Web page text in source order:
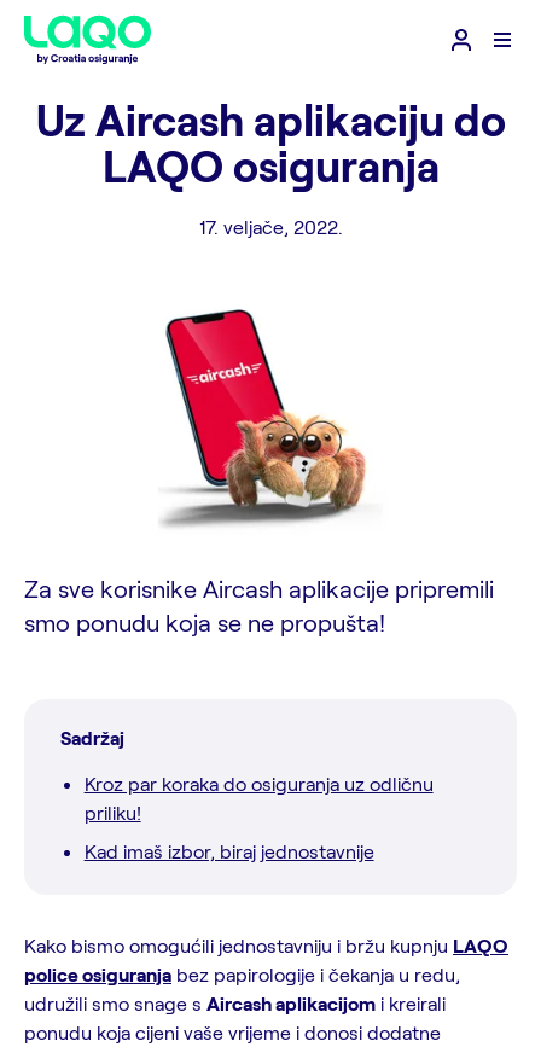
Uz Aircash aplikaciju do
LAQO osiguranja
17. veljače, 2022.
Za sve korisnike Aircash aplikacije pripremili
smo ponudu koja se ne propušta!
Sadržaj
Kroz par koraka do osiguranja uz odličnu
priliku!
Kad imaš izbor, biraj jednostavnije
Kako bismo omogućili jednostavniju i bržu kupnju LAQO
police osiguranja bez papirologije i čekanja u redu,
udružili smo snage s Aircash aplikacijom i kreirali
ponudu koja cijeni vaše vrijeme i donosi dodatne